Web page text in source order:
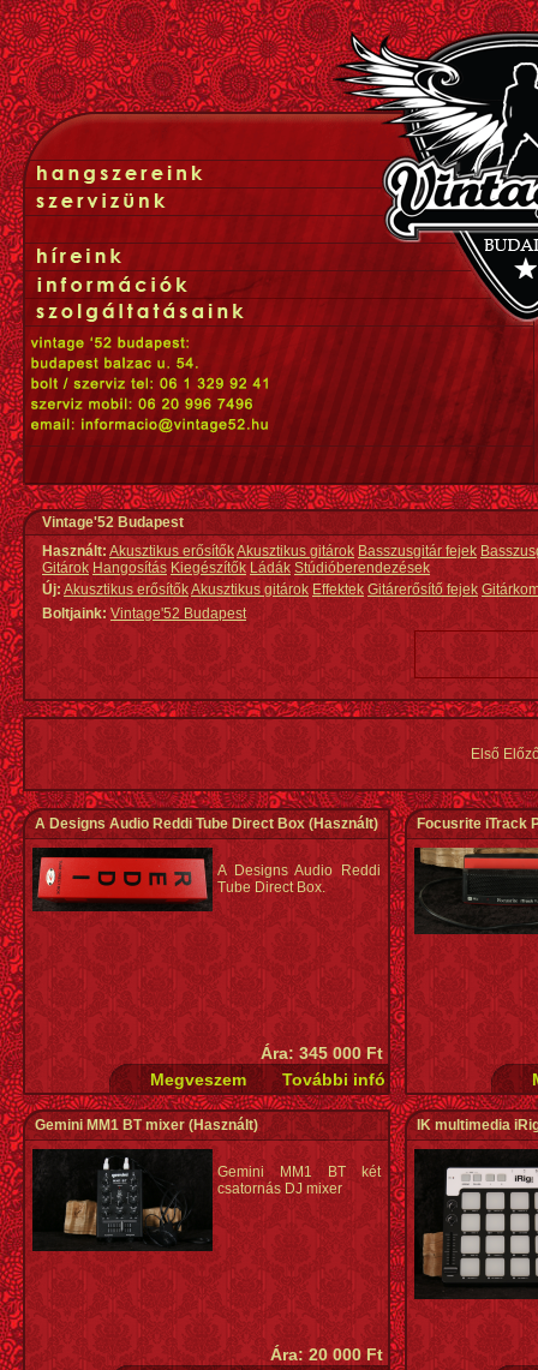
Vintage'52 Budapest
Használt: Akusztikus erősítőkAkusztikus gitárok Basszusgitár fejek
Gitárok Hangosítás Kiegészítők Ládák Stúdióberendezések
Új:Akusztikus erősítőkAkusztikus gitárok Effektek Gitárerősítő fejek
Boltjaink: Vintage'52 Budapest
Első
A Designs Audio Reddi Tube Direct Box(Használt)
A Designs Audio Reddi
Tube Direct Box.
Ára: 345 000 Ft
Focusrite iTrack
Gemini MM1 BT mixer(Használt)
Gemini MM1 BT két
csatornás DJ mixer
Ára: 20 000 Ft
IK multimedia